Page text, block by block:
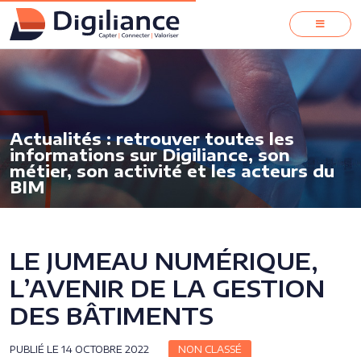
Actualités : retrouver toutes les
informations sur Digiliance, son
métier, son activité et les acteurs du
BIM
LE JUMEAU NUMÉRIQUE,
L’AVENIR DE LA GESTION
DES BÂTIMENTS
PUBLIÉ LE 14 OCTOBRE 2022 NON CLASSÉ